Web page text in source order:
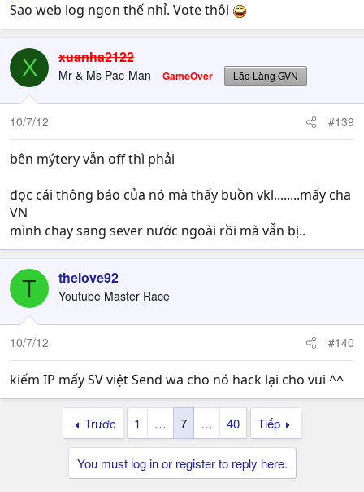
Sao web log ngon thế nhỉ. Vote thôi
X xuanha2122
Mr & Ms Pac-Man GameOver Lão Làng GVN
10/7/12 #139
bên mýtery vẫn off thì phải
đọc cái thông báo của nó mà thấy buồn vkl........mấy cha
VN
mình chạy sang sever nước ngoài rồi mà vẫn bị..
T thelove92
Youtube Master Race
10/7/12 #140
kiếm IP mấy SV việt Send wa cho nó hack lại cho vui ^^
Trước 1 … 7 … 40 Tiếp
You must log in or register to reply here.